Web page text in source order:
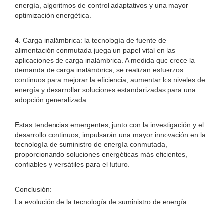
energía, algoritmos de control adaptativos y una mayor
optimización energética.
4. Carga inalámbrica: la tecnología de fuente de
alimentación conmutada juega un papel vital en las
aplicaciones de carga inalámbrica. A medida que crece la
demanda de carga inalámbrica, se realizan esfuerzos
continuos para mejorar la eficiencia, aumentar los niveles de
energía y desarrollar soluciones estandarizadas para una
adopción generalizada.
Estas tendencias emergentes, junto con la investigación y el
desarrollo continuos, impulsarán una mayor innovación en la
tecnología de suministro de energía conmutada,
proporcionando soluciones energéticas más eficientes,
confiables y versátiles para el futuro.
Conclusión:
La evolución de la tecnología de suministro de energía